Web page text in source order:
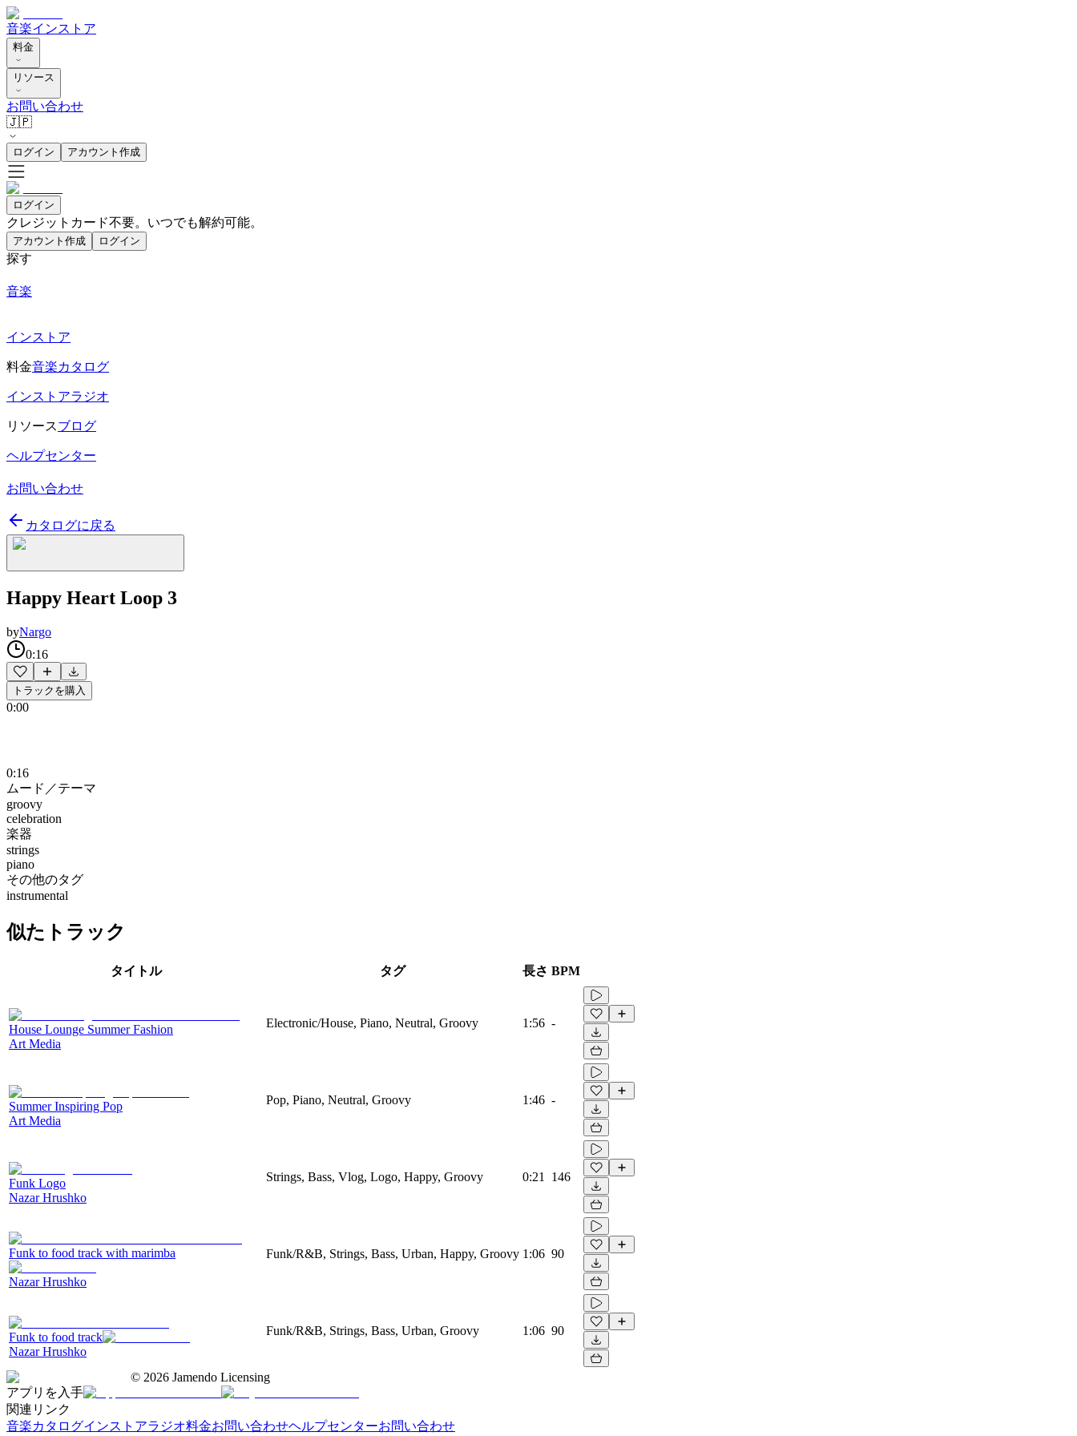
音楽インストア
料金
リソース
お問い合わせ
🇯🇵
ログイン アカウント作成
ログイン
クレジットカード不要。いつでも解約可能。
アカウント作成 ログイン
探す
音楽
インストア
料金音楽カタログ
インストアラジオ
リソースブログ
ヘルプセンター
お問い合わせ
カタログに戻る
Happy Heart Loop 3
byNargo
0:16
トラックを購入
0:00
0:16
ムード／テーマ
groovy
celebration
楽器
strings
piano
その他のタグ
instrumental
似たトラック
タイトル タグ 長さ BPM
House Lounge Summer Fashion
Art Media
Electronic/House, Piano, Neutral, Groovy 1:56 -
Summer Inspiring Pop
Art Media
Pop, Piano, Neutral, Groovy 1:46 -
Funk Logo
Nazar Hrushko
Strings, Bass, Vlog, Logo, Happy, Groovy 0:21 146
Funk to food track with marimba
Nazar Hrushko
Funk/R&B, Strings, Bass, Urban, Happy, Groovy 1:06 90
Funk to food track
Nazar Hrushko
Funk/R&B, Strings, Bass, Urban, Groovy 1:06 90
© 2026 Jamendo Licensing
アプリを入手
関連リンク
音楽カタログインストアラジオ料金お問い合わせヘルプセンターお問い合わせ